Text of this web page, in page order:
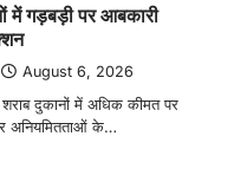
में गड़बड़ी पर आबकारी
August 6, 2026
दुकानों में अधिक कीमत पर
अनियमितताओं के…